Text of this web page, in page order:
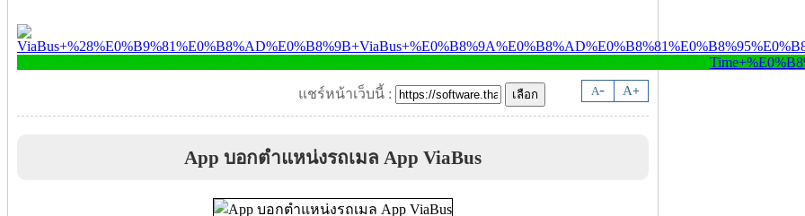
A- A+
แชร์หน้าเว็บนี้ :
App บอกตำแหน่งรถเมล App ViaBus